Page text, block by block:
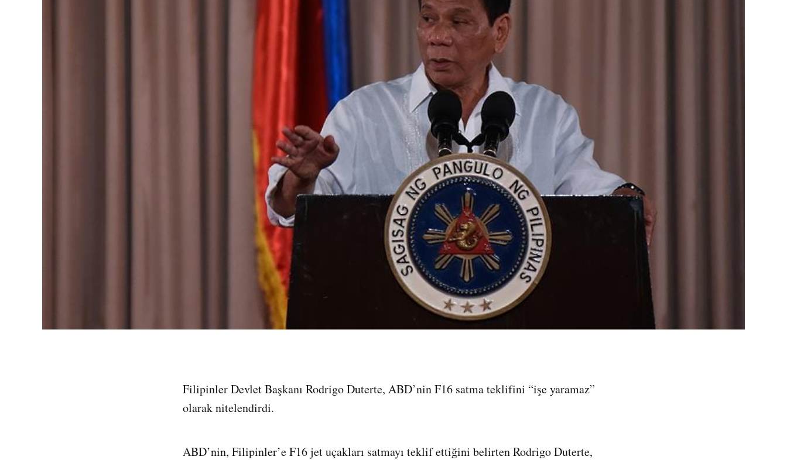
Filipinler Devlet Başkanı Rodrigo Duterte, ABD’nin F16 satma teklifini “işe yaramaz”
olarak nitelendirdi.
ABD’nin, Filipinler’e F16 jet uçakları satmayı teklif ettiğini belirten Rodrigo Duterte,